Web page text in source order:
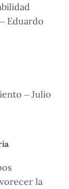
Eduardo
– Julio
la